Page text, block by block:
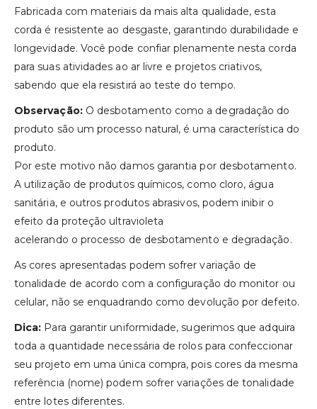
Fabricada com materiais da mais alta qualidade, esta
corda é resistente ao desgaste, garantindo durabilidade e
longevidade. Você pode confiar plenamente nesta corda
para suas atividades ao ar livre e projetos criativos,
sabendo que ela resistirá ao teste do tempo.
Observação:O desbotamento como a degradação do
produto são um processo natural, é uma característica do
produto.
Por este motivo não damos garantia por desbotamento.
A utilização de produtos químicos, como cloro, água
sanitária, e outros produtos abrasivos, podem inibir o
efeito da proteção ultravioleta
acelerando o processo de desbotamento e degradação.
As cores apresentadas podem sofrer variação de
tonalidade de acordo com a configuração do monitor ou
celular, não se enquadrando como devolução por defeito.
Dica: Para garantir uniformidade, sugerimos que adquira
toda a quantidade necessária de rolos para confeccionar
seu projeto em uma única compra, pois cores da mesma
referência (nome) podem sofrer variações de tonalidade
entre lotes diferentes.